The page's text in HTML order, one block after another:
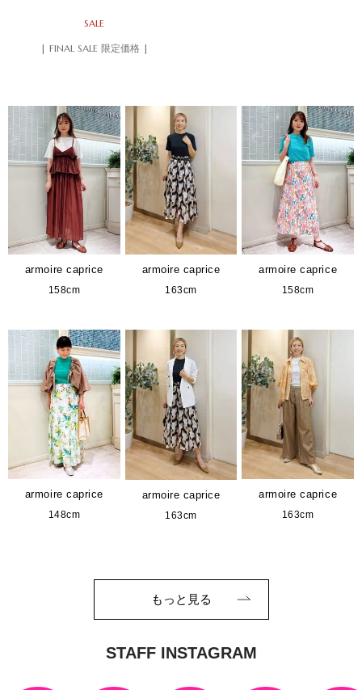
SALE
| FINAL SALE 限定価格 |
armoire caprice
158cm
armoire caprice
163cm
armoire caprice
158cm
armoire caprice
148cm
armoire caprice
163cm
armoire caprice
163cm
もっと見る